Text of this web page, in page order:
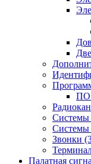
ПО
Системы
Системы
Звонки
Палатная